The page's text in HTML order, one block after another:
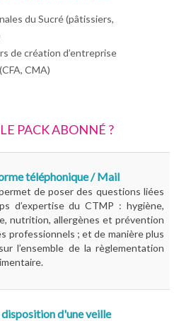
du Sucré (pâtissiers,
de création d’entreprise
CMA)
PACK ABONNÉ ?
téléphonique / Mail
de poser des questions liées
d’expertise du CTMP : hygiène,
nutrition, allergènes et prévention
professionnels ; et de manière plus
l’ensemble de la règlementation
disposition d'une veille